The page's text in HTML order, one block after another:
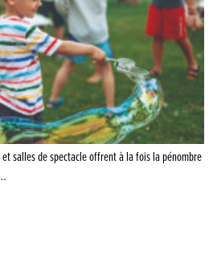
salles de spectacle offrent à la fois la pénombre